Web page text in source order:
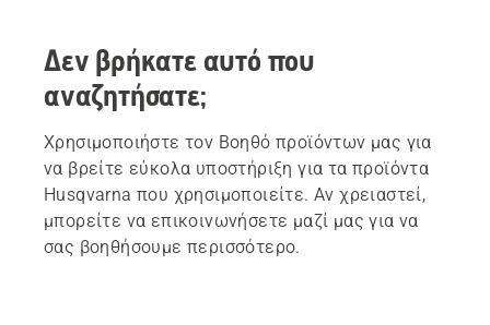
Δεν βρήκατε αυτό που
αναζητήσατε;
Χρησιμοποιήστε τον Βοηθό προϊόντων μας για
να βρείτε εύκολα υποστήριξη για τα προϊόντα
Husqvarna που χρησιμοποιείτε. Αν χρειαστεί,
μπορείτε να επικοινωνήσετε μαζί μας για να
σας βοηθήσουμε περισσότερο.